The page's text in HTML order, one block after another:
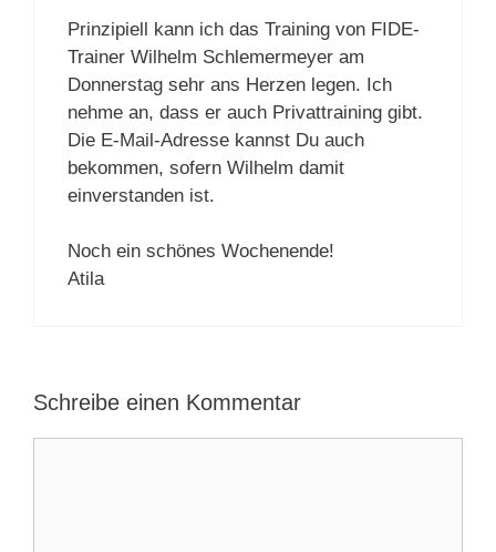
Prinzipiell kann ich das Training von FIDE-
Trainer Wilhelm Schlemermeyer am
Donnerstag sehr ans Herzen legen. Ich
nehme an, dass er auch Privattraining gibt.
Die E-Mail-Adresse kannst Du auch
bekommen, sofern Wilhelm damit
einverstanden ist.
Noch ein schönes Wochenende!
Atila
Schreibe einen Kommentar